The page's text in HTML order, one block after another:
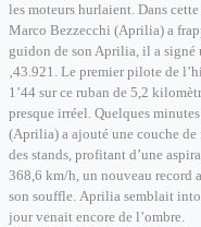
les moteurs hurlaient. Dans
Marco Bezzecchi (Aprilia) a
guidon de son Aprilia, il a signé
‚43.921. Le premier pilote de
1’44 sur ce ruban de 5,2
presque irréel. Quelques
(Aprilia) a ajouté une couche
des stands, profitant d’une
368,6 km/h, un nouveau record
son souffle. Aprilia semblait
jour venait encore de l’ombre.